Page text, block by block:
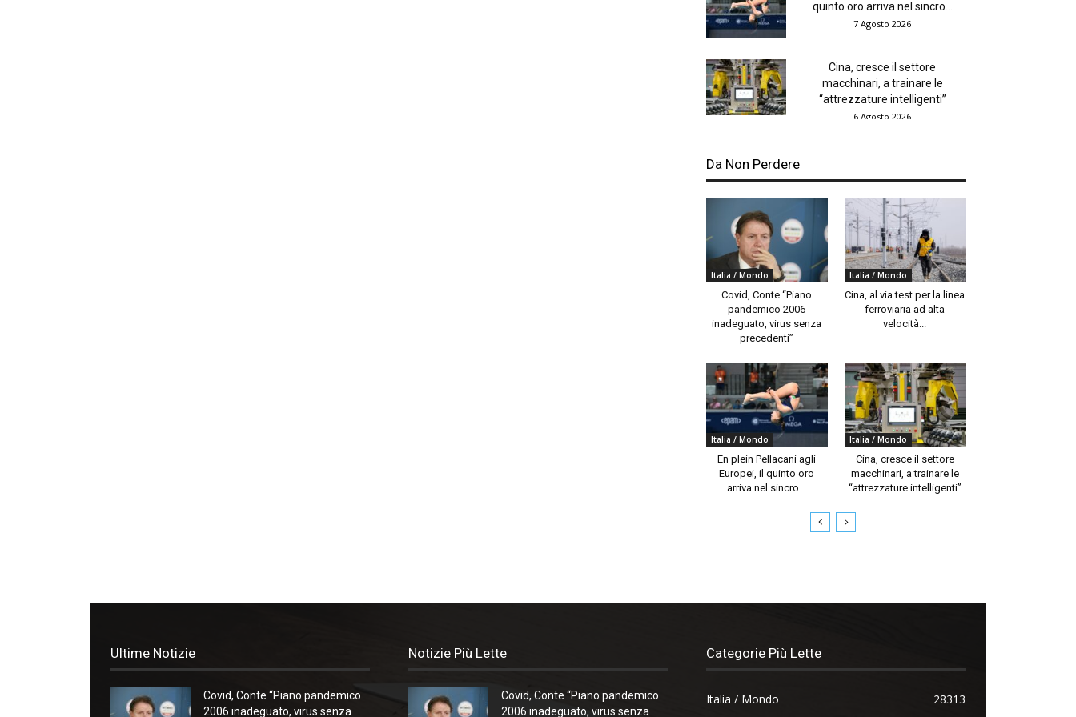
quinto oro arriva nel sincro...
7 Agosto 2026
Cina, cresce il settore
macchinari, a trainare le
“attrezzature intelligenti”
6 Agosto 2026
Da Non Perdere
Italia / Mondo
Covid, Conte “Piano
pandemico 2006
inadeguato, virus senza
precedenti”
Italia / Mondo
Cina, al via test per la linea
ferroviaria ad alta
velocità...
Italia / Mondo
En plein Pellacani agli
Europei, il quinto oro
arriva nel sincro...
Italia / Mondo
Cina, cresce il settore
macchinari, a trainare le
“attrezzature intelligenti”
Ultime Notizie
Covid, Conte “Piano pandemico
2006 inadeguato, virus senza
Notizie Più Lette
Covid, Conte “Piano pandemico
2006 inadeguato, virus senza
Categorie Più Lette
Italia / Mondo
28313